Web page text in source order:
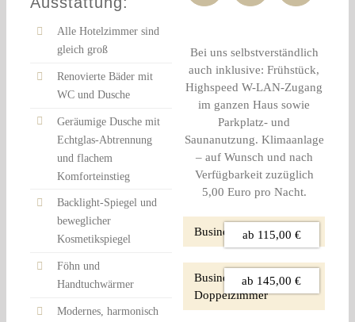
Alle Hotelzimmer sind
gleich groß
Renovierte Bäder mit
WC und Dusche
Geräumige Dusche mit
Echtglas-Abtrennung
und flachem
Komforteinstieg
Backlight-Spiegel und
beweglicher
Kosmetikspiegel
Föhn und
Handtuchwärmer
Modernes, harmonisch
Bei uns selbstverständlich
auch inklusive: Frühstück,
Highspeed W-LAN-Zugang
im ganzen Haus sowie
Parkplatz- und
Saunanutzung. Klimaanlage
– auf Wunsch und nach
Verfügbarkeit zuzüglich
5,00 Euro pro Nacht.
Business-Einzelzimmer
ab 115,00 €
Business-
Doppelzimmer
ab 145,00 €